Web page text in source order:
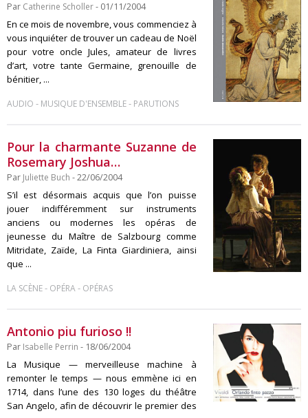
Par Catherine Scholler- 01/11/2004
En ce mois de novembre, vous commenciez à
vous inquiéter de trouver un cadeau de Noël
pour votre oncle Jules, amateur de livres
d’art, votre tante Germaine, grenouille de
bénitier, ...
AUDIO - MUSIQUE D'ENSEMBLE- PARUTIONS
Pour la charmante Suzanne de
Rosemary Joshua…
Par Juliette Buch - 22/06/2004
S’il est désormais acquis que l’on puisse
jouer indifféremment sur instruments
anciens ou modernes les opéras de
jeunesse du Maître de Salzbourg comme
Mitridate, Zaïde, La Finta Giardiniera, ainsi
que ...
LA SCÈNE- OPÉRA- OPÉRAS
Antonio piu furioso !!
Par Isabelle Perrin - 18/06/2004
La Musique — merveilleuse machine à
remonter le temps — nous emmène ici en
1714, dans l’une des 130 loges du théâtre
San Angelo, afin de découvrir le premier des